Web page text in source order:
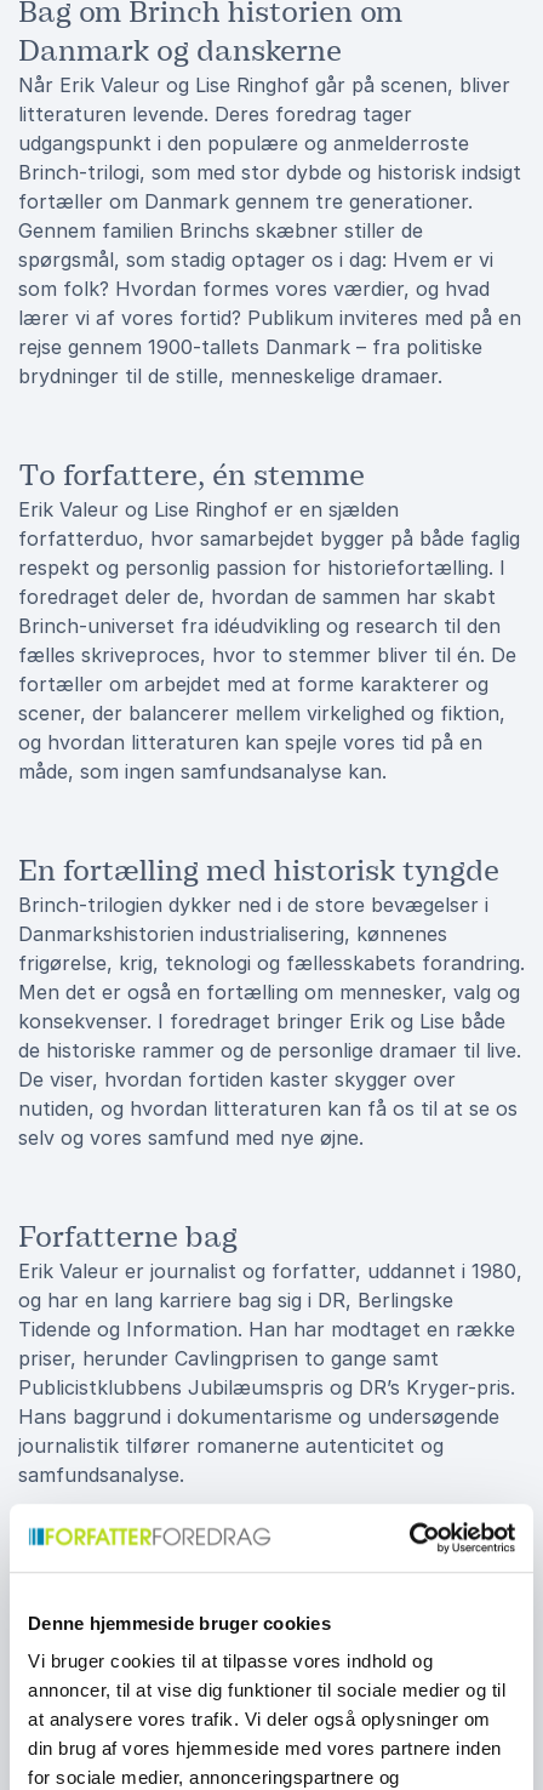
Denne hjemmeside bruger cookies
Vi bruger cookies til at tilpasse vores indhold og
annoncer, til at vise dig funktioner til sociale medier og til
at analysere vores trafik. Vi deler også oplysninger om
din brug af vores hjemmeside med vores partnere inden
for sociale medier, annonceringspartnere og
Bag om Brinch historien om
Danmark og danskerne
Når Erik Valeur og Lise Ringhof går på scenen, bliver
litteraturen levende. Deres foredrag tager
udgangspunkt i den populære og anmelderroste
Brinch-trilogi, som med stor dybde og historisk indsigt
fortæller om Danmark gennem tre generationer.
Gennem familien Brinchs skæbner stiller de
spørgsmål, som stadig optager os i dag: Hvem er vi
som folk? Hvordan formes vores værdier, og hvad
lærer vi af vores fortid? Publikum inviteres med på en
rejse gennem 1900-tallets Danmark – fra politiske
brydninger til de stille, menneskelige dramaer.
To forfattere, én stemme
Erik Valeur og Lise Ringhof er en sjælden
forfatterduo, hvor samarbejdet bygger på både faglig
respekt og personlig passion for historiefortælling. I
foredraget deler de, hvordan de sammen har skabt
Brinch-universet fra idéudvikling og research til den
fælles skriveproces, hvor to stemmer bliver til én. De
fortæller om arbejdet med at forme karakterer og
scener, der balancerer mellem virkelighed og fiktion,
og hvordan litteraturen kan spejle vores tid på en
måde, som ingen samfundsanalyse kan.
En fortælling med historisk tyngde
Brinch-trilogien dykker ned i de store bevægelser i
Danmarkshistorien industrialisering, kønnenes
frigørelse, krig, teknologi og fællesskabets forandring.
Men det er også en fortælling om mennesker, valg og
konsekvenser. I foredraget bringer Erik og Lise både
de historiske rammer og de personlige dramaer til live.
De viser, hvordan fortiden kaster skygger over
nutiden, og hvordan litteraturen kan få os til at se os
selv og vores samfund med nye øjne.
Forfatterne bag
Erik Valeur er journalist og forfatter, uddannet i 1980,
og har en lang karriere bag sig i DR, Berlingske
Tidende og Information. Han har modtaget en række
priser, herunder Cavlingprisen to gange samt
Publicistklubbens Jubilæumspris og DR’s Kryger-pris.
Hans baggrund i dokumentarisme og undersøgende
journalistik tilfører romanerne autenticitet og
samfundsanalyse.
Lise Ringhof har sit udgangspunkt i forlagsbranchen
og har arbejdet med litteratur i hele sit professionelle
liv. Hun er datter af Gert og Hanne Ringhof, der var
selv arbejdet som sælger, pressechef og
marketingansvarlig i forlagsverdenen. Hendes blik for
menneskelige relationer, kommunikation og
læseroplevelse giver romanerne deres varme og
menneskelighed.